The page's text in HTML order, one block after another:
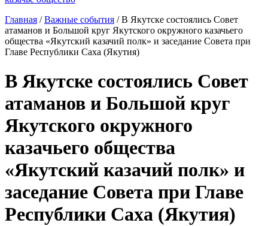
Главная / Важные события / В Якутске состоялись Совет
атаманов и Большой круг Якутского окружного казачьего
общества «Якутский казачий полк» и заседание Совета при
Главе Республики Саха (Якутия)
В Якутске состоялись Совет
атаманов и Большой круг
Якутского окружного
казачьего общества
«Якутский казачий полк» и
заседание Совета при Главе
Республики Саха (Якутия)